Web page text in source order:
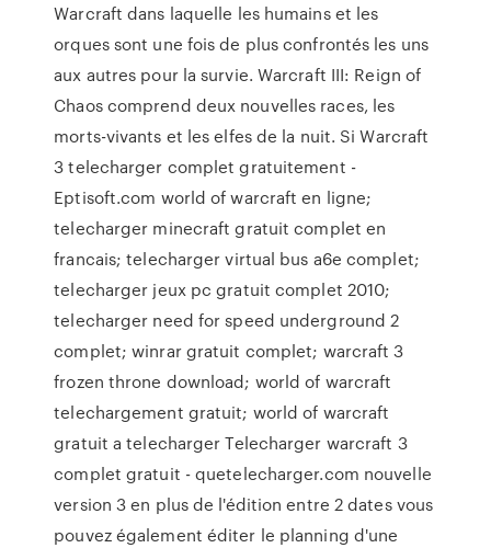
Warcraft dans laquelle les humains et les
orques sont une fois de plus confrontés les uns
aux autres pour la survie. Warcraft III: Reign of
Chaos comprend deux nouvelles races, les
morts-vivants et les elfes de la nuit. Si Warcraft
3 telecharger complet gratuitement -
Eptisoft.com world of warcraft en ligne;
telecharger minecraft gratuit complet en
francais; telecharger virtual bus a6e complet;
telecharger jeux pc gratuit complet 2010;
telecharger need for speed underground 2
complet; winrar gratuit complet; warcraft 3
frozen throne download; world of warcraft
telechargement gratuit; world of warcraft
gratuit a telecharger Telecharger warcraft 3
complet gratuit - quetelecharger.com nouvelle
version 3 en plus de l'édition entre 2 dates vous
pouvez également éditer le planning d'une